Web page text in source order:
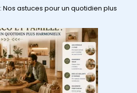
astuces pour un quotidien plus